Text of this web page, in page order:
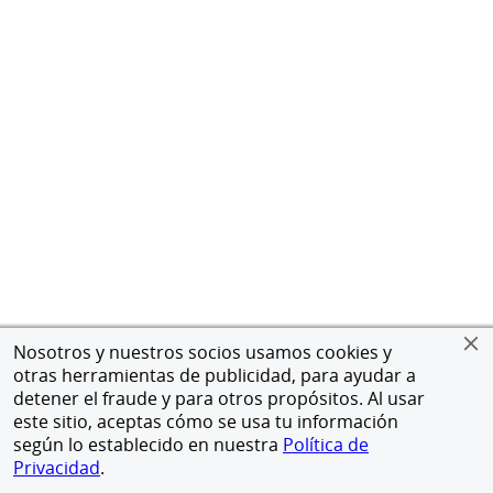
Nosotros y nuestros socios usamos cookies y
otras herramientas de publicidad, para ayudar a
detener el fraude y para otros propósitos. Al usar
este sitio, aceptas cómo se usa tu información
según lo establecido en nuestra Política de
Privacidad.